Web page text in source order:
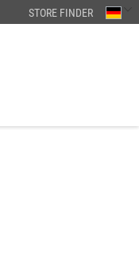
STORE FINDER